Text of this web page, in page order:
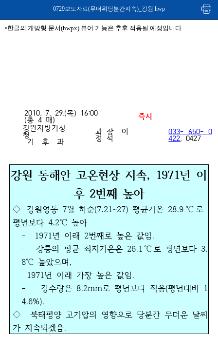
0729보도자료(무더위당분간지속)_강원.hwp
•한글의 개방형 문서(hwpx) 뷰어 기능은 추후 적용될 예정입니다.